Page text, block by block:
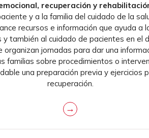
recuperación y
y a la familia del cuidado de la
recursos e información que ayuda a
también al cuidado de pacientes en el
organizan jornadas para dar una
familias sobre procedimientos o
una preparación previa y ejercicios
recuperación.
→